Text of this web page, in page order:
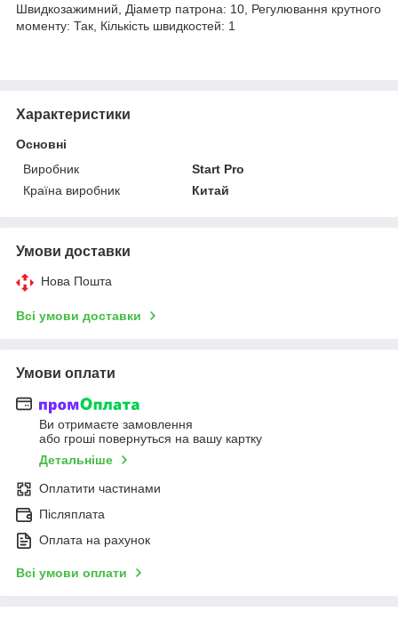
Швидкозажимний, Діаметр патрона: 10, Регулювання крутного
моменту: Так, Кількість швидкостей: 1
Характеристики
Основні
Виробник
Start Pro
Країна виробник
Китай
Умови доставки
Нова Пошта
Всі умови доставки
Умови оплати
Ви отримаєте замовлення
або гроші повернуться на вашу картку
Детальніше
Оплатити частинами
Післяплата
Оплата на рахунок
Всі умови оплати